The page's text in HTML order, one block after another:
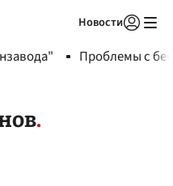
Новости
Проблемы с